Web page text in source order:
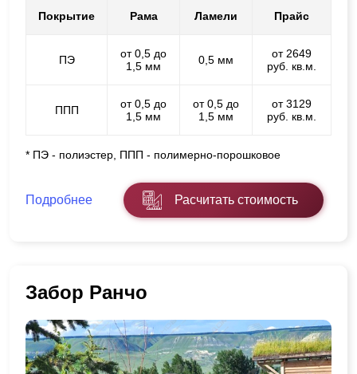
Покрытие Рама Ламели Прайс
ПЭ
от 0,5 до
1,5 мм
0,5 мм
от 2649
руб. кв.м.
ППП
от 0,5 до
1,5 мм
от 0,5 до
1,5 мм
от 3129
руб. кв.м.
* ПЭ - полиэстер, ППП - полимерно-порошковое
Подробнее Расчитать стоимость
Забор Ранчо